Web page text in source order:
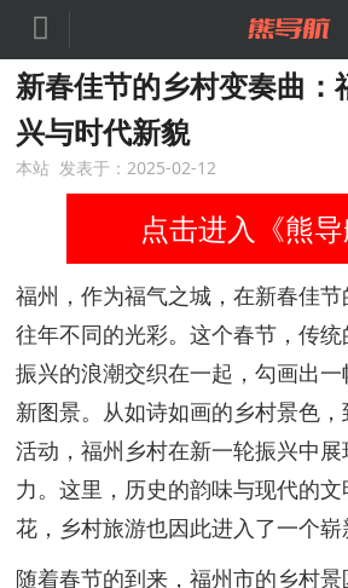

新春佳节的乡村变奏曲：
兴与时代新貌
本站 发表于：2025-02-12
点击进入《熊导
福州，作为福气之城，在新春佳
往年不同的光彩。这个春节，传
振兴的浪潮交织在一起，勾画出
新图景。从如诗如画的乡村景色
活动，福州乡村在新一轮振兴中
力。这里，历史的韵味与现代的
花，乡村旅游也因此进入了一个崭
随着春节的到来，福州市的乡村